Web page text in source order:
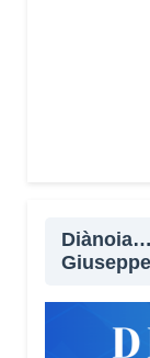
Giuseppe